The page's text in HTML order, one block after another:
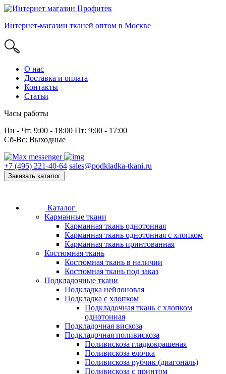
Интернет-магазин тканей оптом в Москве
О нас
Доставка и оплата
Контакты
Статьи
Часы работы
Пн - Чт: 9:00 - 18:00 Пт: 9:00 - 17:00
Сб-Вс: Выходные
+7 (495) 221-40-64 sales@podkladka-tkani.ru
Заказать каталог
Каталог
Карманные ткани
Карманная ткань однотонная
Карманная ткань однотонная с хлопком
Карманная ткань принтованная
Костюмная ткань
Костюмная ткань в наличии
Костюмная ткань под заказ
Подкладочные ткани
Подкладка нейлоновая
Подкладка с хлопком
Подкладочная ткань с хлопком
однотонная
Подкладочная вискоза
Подкладочная поливискоза
Поливискоза гладкокрашеная
Поливискоза елочка
Поливискоза рубчик (диагональ)
Поливискоза с принтом